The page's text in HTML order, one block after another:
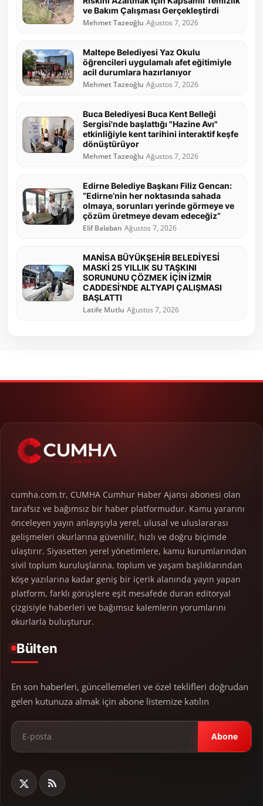
ve Bakım Çalışması Gerçekleştirdi
Mehmet Tazeoğlu Ağustos 7, 2026
Maltepe Belediyesi Yaz Okulu
öğrencileri uygulamalı afet eğitimiyle
acil durumlara hazırlanıyor
Mehmet Tazeoğlu Ağustos 7, 2026
Buca Belediyesi Buca Kent Belleği
Sergisi'nde başlattığı "Hazine Avı"
etkinliğiyle kent tarihini interaktif keşfe
dönüştürüyor
Mehmet Tazeoğlu Ağustos 7, 2026
Edirne Belediye Başkanı Filiz Gencan:
“Edirne’nin her noktasında sahada
olmaya, sorunları yerinde görmeye ve
çözüm üretmeye devam edeceğiz”
Elif Balaban Ağustos 7, 2026
MANİSA BÜYÜKŞEHİR BELEDİYESİ
MASKİ 25 YILLIK SU TAŞKINI
SORUNUNU ÇÖZMEK İÇİN İZMİR
CADDESİ'NDE ALTYAPI ÇALIŞMASI
BAŞLATTI
Latife Mutlu Ağustos 7, 2026
cumha.com.tr, CUMHA Cumhur Haber Ajansı abonesi olan
tarafsız ve bağımsız bir haber platformudur. Kamu yararını
önceleyen yayın anlayışıyla yerel, ulusal ve uluslararası
gelişmeleri okurlarına güvenilir, hızlı ve doğru biçimde
ulaştırır. Siyasetten yerel yönetimlere, kamu kurumlarından
sivil toplum kuruluşlarına, toplum ve yaşam başlıklarından
köşe yazılarına kadar geniş bir içerik alanında yayın yapan
platform, farklı görüşlere eşit mesafede duran editoryal
çizgisiyle haberleri ve bağımsız kalemlerin yorumlarını
okurlarla buluşturur.
Bülten
En son haberleri, güncellemeleri ve özel teklifleri doğrudan
gelen kutunuza almak için abone listemize katılın
Abone